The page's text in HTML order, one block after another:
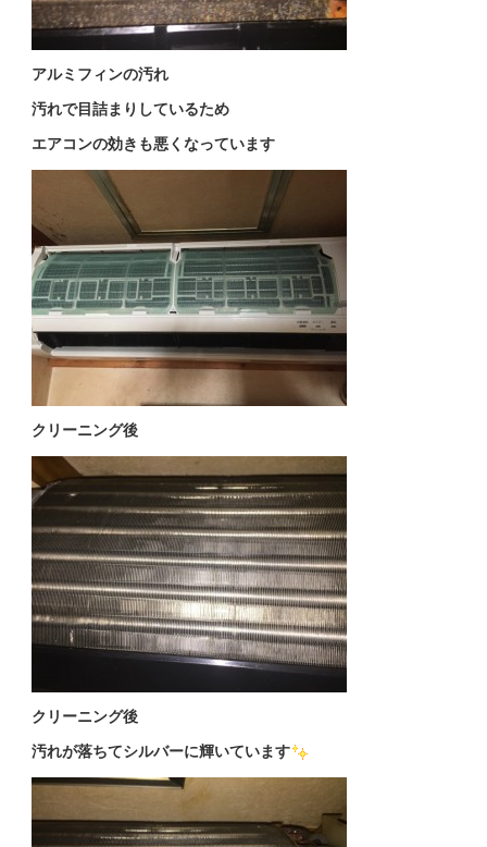
アルミフィンの汚れ
汚れで目詰まりしているため
エアコンの効きも悪くなっています
クリーニング後
クリーニング後
汚れが落ちてシルバーに輝いています